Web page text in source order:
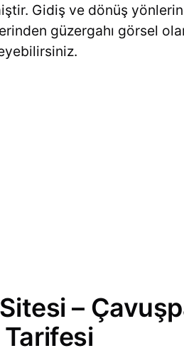
Gidiş ve dönüş
güzergahı görsel
–